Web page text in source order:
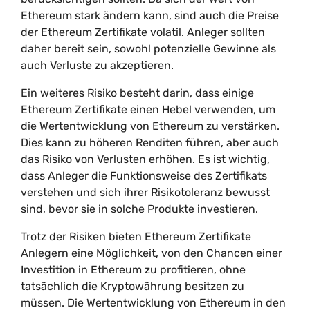
Ethereum stark ändern kann, sind auch die Preise
der Ethereum Zertifikate volatil. Anleger sollten
daher bereit sein, sowohl potenzielle Gewinne als
auch Verluste zu akzeptieren.
Ein weiteres Risiko besteht darin, dass einige
Ethereum Zertifikate einen Hebel verwenden, um
die Wertentwicklung von Ethereum zu verstärken.
Dies kann zu höheren Renditen führen, aber auch
das Risiko von Verlusten erhöhen. Es ist wichtig,
dass Anleger die Funktionsweise des Zertifikats
verstehen und sich ihrer Risikotoleranz bewusst
sind, bevor sie in solche Produkte investieren.
Trotz der Risiken bieten Ethereum Zertifikate
Anlegern eine Möglichkeit, von den Chancen einer
Investition in Ethereum zu profitieren, ohne
tatsächlich die Kryptowährung besitzen zu
müssen. Die Wertentwicklung von Ethereum in den